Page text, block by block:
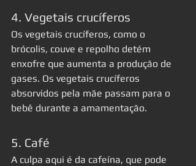
4. Vegetais crucíferos
Os vegetais crucíferos, como o
brócolis, couve e repolho detém
enxofre que aumenta a produção de
gases. Os vegetais crucíferos
absorvidos pela mãe passam para o
bebê durante a amamentação.
5. Café
A culpa aqui é da cafeína, que pode